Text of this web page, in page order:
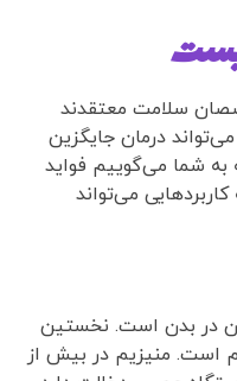
سلامت معتقدند
درمان جایگزین
به شما می‌گوییم فواید
می‌تواند
در بدن است. نخستین
است. منیزیم در بیش از